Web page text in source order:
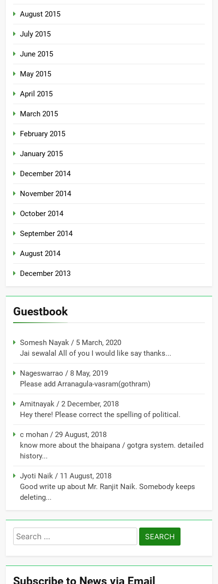
August 2015
July 2015
June 2015
May 2015
April 2015
March 2015
February 2015
January 2015
December 2014
November 2014
October 2014
September 2014
August 2014
December 2013
Guestbook
Somesh Nayak / 5 March, 2020
Jai sewalal All of you I would like say thanks...
Nageswarrao / 8 May, 2019
Please add Arranagula-vasram(gothram)
Amitnayak / 2 December, 2018
Hey there! Please correct the spelling of political.
c mohan / 29 August, 2018
know more about the bhaipana / gotgra system. detailed
history...
Jyoti Naik / 11 August, 2018
Good write up about Mr. Ranjit Naik. Somebody keeps
deleting...
Search
for:
Subscribe to News via Email